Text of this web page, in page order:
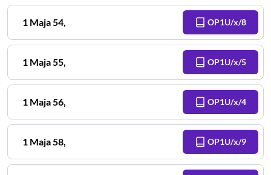
1 Maja54, OP1U/x/8
1 Maja55, OP1U/x/5
1 Maja56, OP1U/x/4
1 Maja58, OP1U/x/9